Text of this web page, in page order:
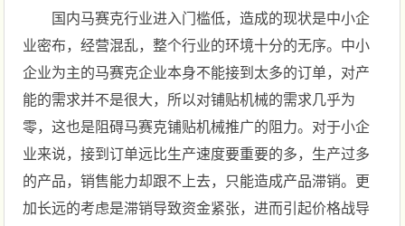
国内马赛克行业进入门槛低，造成的现状是中小企
业密布，经营混乱，整个行业的环境十分的无序。中小
企业为主的马赛克企业本身不能接到太多的订单，对产
能的需求并不是很大，所以对铺贴机械的需求几乎为
零，这也是阻碍马赛克铺贴机械推广的阻力。对于小企
业来说，接到订单远比生产速度要重要的多，生产过多
的产品，销售能力却跟不上去，只能造成产品滞销。更
加长远的考虑是滞销导致资金紧张，进而引起价格战导